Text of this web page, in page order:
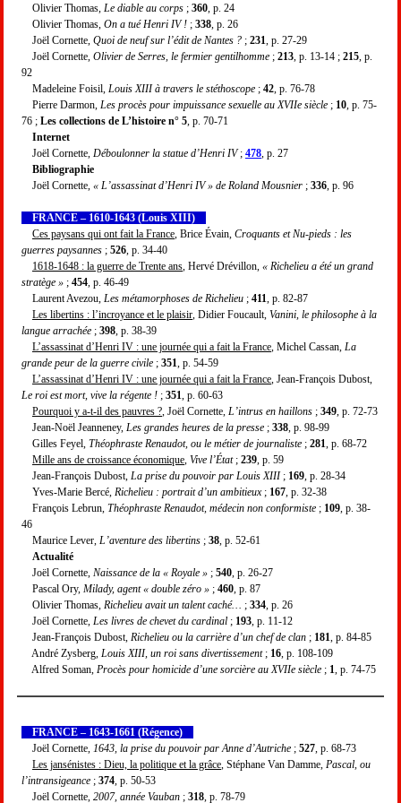
Olivier Thomas, Le diable au corps ; 360 , p. 24
Olivier Thomas, On a tué Henri IV ! ; 338 , p. 26
Joël Cornette, Quoi de neuf sur l’édit de Nantes ? ; 231 , p. 27-29
Joël Cornette, Olivier de Serres, le fermier gentilhomme ; 213 , p. 13-14 ; 215 , p.
92
Madeleine Foisil, Louis XIII à travers le stéthoscope ; 42 , p. 76-78
Pierre Darmon, Les procès pour impuissance sexuelle au XVIIe siècle ; 10 , p. 75-
76 ; Les collections de L’histoire n° 5 , p. 70-71
Internet
Joël Cornette, Déboulonner la statue d’Henri IV; 478 , p. 27
Bibliographie
Joël Cornette, « L’assassinat d’Henri IV » de Roland Mousnier ; 336 , p. 96
FRANCE – 1610-1643 (Louis XIII)
Ces paysans qui ont fait la France , Brice Évain, Croquants et Nu-pieds : les
guerres paysannes ; 526 , p. 34-40
1618-1648 : la guerre de Trente ans , Hervé Drévillon, « Richelieu a été un grand
stratège » ; 454 , p. 46-49
Laurent Avezou, Les métamorphoses de Richelieu ; 411 , p. 82-87
Les libertins : l’incroyance et le plaisir , Didier Foucault, Vanini, le philosophe à la
langue arrachée ; 398 , p. 38-39
L’assassinat d’Henri IV : une journée qui a fait la France , Michel Cassan, La
grande peur de la guerre civile ; 351 , p. 54-59
L’assassinat d’Henri IV : une journée qui a fait la France , Jean-François Dubost,
Le roi est mort, vive la régente ! ; 351 , p. 60-63
Pourquoi y a-t-il des pauvres ? , Joël Cornette, L’intrus en haillons ; 349 , p. 72-73
Jean-Noël Jeanneney, Les grandes heures de la presse ; 338 , p. 98-99
Gilles Feyel, Théophraste Renaudot, ou le métier de journaliste ; 281 , p. 68-72
Mille ans de croissance économique Vive l’État; 239 , p. 59
Jean-François Dubost, La prise du pouvoir par Louis XIII; 169 , p. 28-34
Yves-Marie Bercé, Richelieu : portrait d’un ambitieux; 167 , p. 32-38
François Lebrun, Théophraste Renaudot, médecin non conformiste ; 109 , p. 38-
46
Maurice Lever, L’aventure des libertins ; 38 , p. 52-61
Actualité
Joël Cornette, Naissance de la « Royale » ; 540 , p. 26-27
Pascal Ory, Milady, agent « double zéro » ; 460 , p. 87
Olivier Thomas, Richelieu avait un talent caché… ; 334 , p. 26
Joël Cornette, Les livres de chevet du cardinal ; 193 , p. 11-12
Jean-François Dubost, Richelieu ou la carrière d’un chef de clan ; 181 , p. 84-85
André Zysberg, Louis XIII, un roi sans divertissement; 16 , p. 108-109
Alfred Soman, Procès pour homicide d’une sorcière au XVIIe siècle ; 1 , p. 74-75
FRANCE – 1643-1661 (Régence)
Joël Cornette, 1643, la prise du pouvoir par Anne d’Autriche ; 527 , p. 68-73
Les jansénistes : Dieu, la politique et la grâce , Stéphane Van Damme, Pascal, ou
l’intransigeance ; 374 , p. 50-53
Joël Cornette, 2007, année Vauban ; 318 , p. 78-79